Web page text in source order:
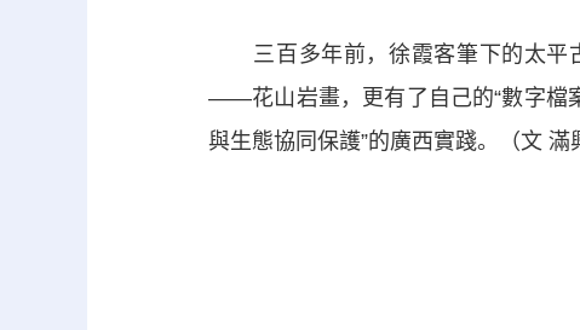
三百多年前，徐霞客筆下的太平古
——花山岩畫，更有了自己的“數字檔
與生態協同保護”的廣西實踐。（文 滿